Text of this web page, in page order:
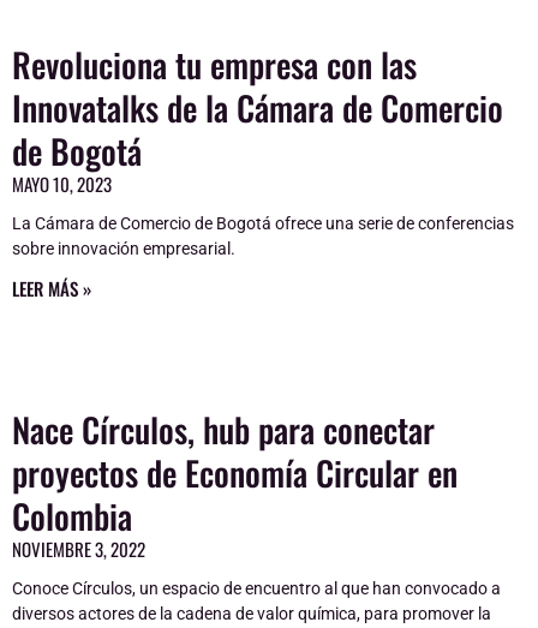
Revoluciona tu empresa con las
Innovatalks de la Cámara de Comercio
de Bogotá
MAYO 10, 2023
La Cámara de Comercio de Bogotá ofrece una serie de conferencias
sobre innovación empresarial.
LEER MÁS »
Nace Círculos, hub para conectar
proyectos de Economía Circular en
Colombia
NOVIEMBRE 3, 2022
Conoce Círculos, un espacio de encuentro al que han convocado a
diversos actores de la cadena de valor química, para promover la
PagePagePagePagePage